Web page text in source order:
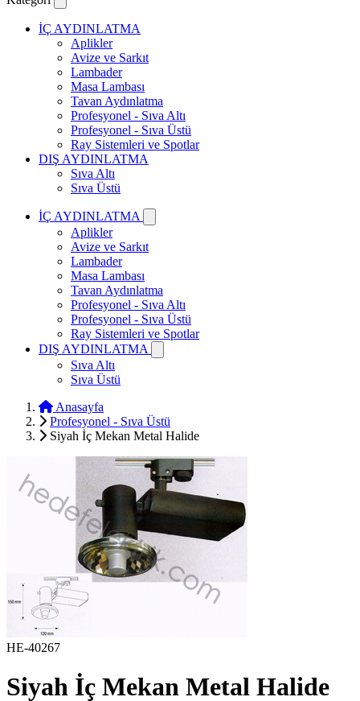
İÇ AYDINLATMA
Aplikler
Avize ve Sarkıt
Lambader
Masa Lambası
Tavan Aydınlatma
Profesyonel - Sıva Altı
Profesyonel - Sıva Üstü
Ray Sistemleri ve Spotlar
DIŞ AYDINLATMA
Sıva Altı
Sıva Üstü
İÇ AYDINLATMA
Aplikler
Avize ve Sarkıt
Lambader
Masa Lambası
Tavan Aydınlatma
Profesyonel - Sıva Altı
Profesyonel - Sıva Üstü
Ray Sistemleri ve Spotlar
DIŞ AYDINLATMA
Sıva Altı
Sıva Üstü
Anasayfa
Profesyonel - Sıva Üstü
Siyah İç Mekan Metal Halide
HE-40267
Siyah İç Mekan Metal Halide